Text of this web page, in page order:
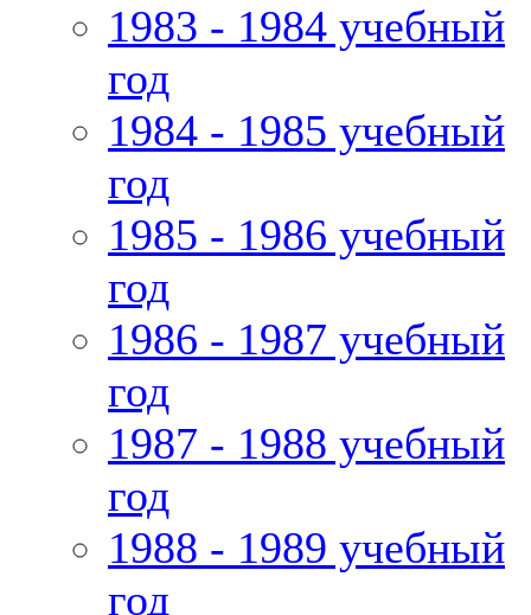
1983 - 1984 учебный
год
1984 - 1985 учебный
год
1985 - 1986 учебный
год
1986 - 1987 учебный
год
1987 - 1988 учебный
год
1988 - 1989 учебный
год